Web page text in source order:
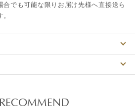
合でも可能な限りお届け先様へ直接送ら